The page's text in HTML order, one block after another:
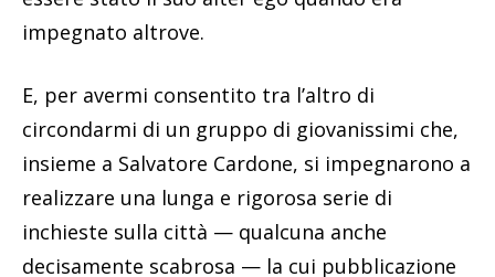
impegnato altrove.
E, per avermi consentito tra l’altro di
circondarmi di un gruppo di giovanissimi che,
insieme a Salvatore Cardone, si impegnarono a
realizzare una lunga e rigorosa serie di
inchieste sulla città — qualcuna anche
decisamente scabrosa — la cui pubblicazione